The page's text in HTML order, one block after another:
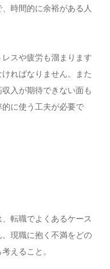
時間的に余裕がある人
スや疲労も溜まります
ればなりません。また
入が期待できない面も
に使う工夫が必要で
転職でよくあるケース
現職に抱く不満をどの
えること。